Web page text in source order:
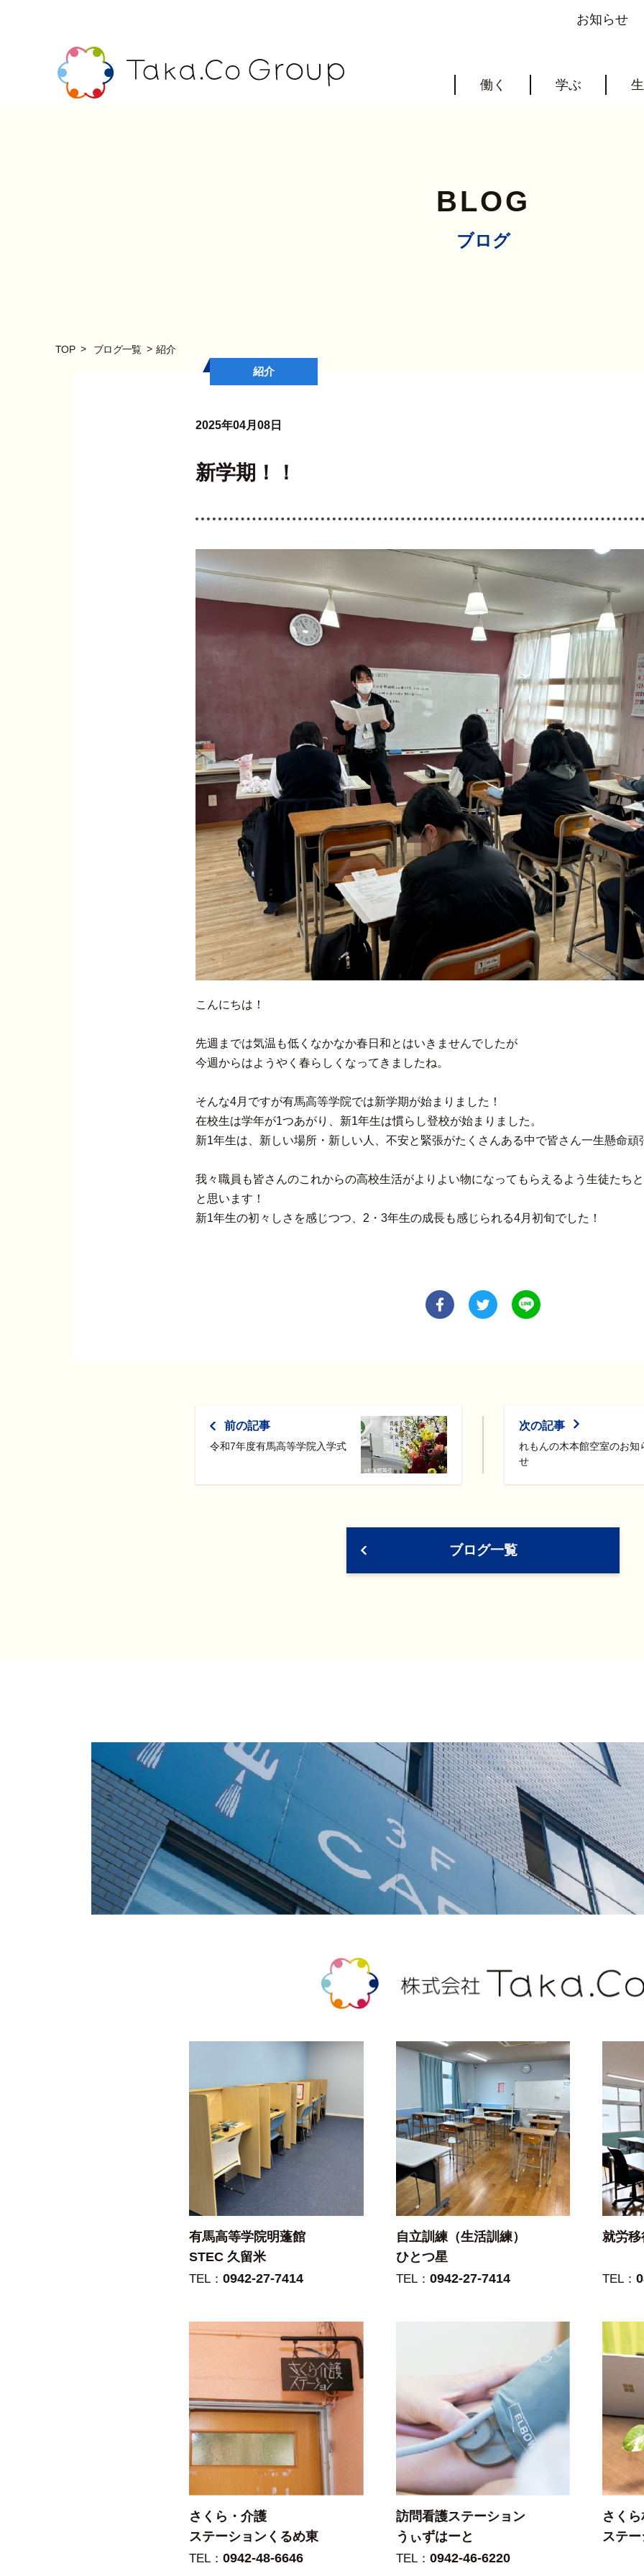
お知らせ
働く 学ぶ
BLOG
ブログ
TOP ブログ一覧 紹介
紹介
2025年04月08日
新学期！！
こんにちは！
先週までは気温も低くなかなか春日和とはいきませんでしたが
今週からはようやく春らしくなってきましたね。
そんな4月ですが有馬高等学院では新学期が始まりました！
在校生は学年が1つあがり、新1年生は慣らし登校が始まりました。
新1年生は、新しい場所・新しい人、不安と緊張がたくさんある中で皆さん一生懸命頑
我々職員も皆さんのこれからの高校生活がよりよい物になってもらえるよう生徒たち
と思います！
新1年生の初々しさを感じつつ、2・3年生の成長も感じられる4月初旬でした！
前の記事
令和7年度有馬高等学院入学式
次の記事
れもんの木本館空室のお知
せ
ブログ一覧
有馬高等学院明蓬館
STEC 久留米
TEL：0942-27-7414
自立訓練（生活訓練）
ひとつ星
TEL： 0942-27-7414
就労
TEL：
さくら・介護
ステーションくるめ東
TEL：0942-48-6646
訪問看護ステーション
うぃずはーと
TEL： 0942-46-6220
さく
ステ